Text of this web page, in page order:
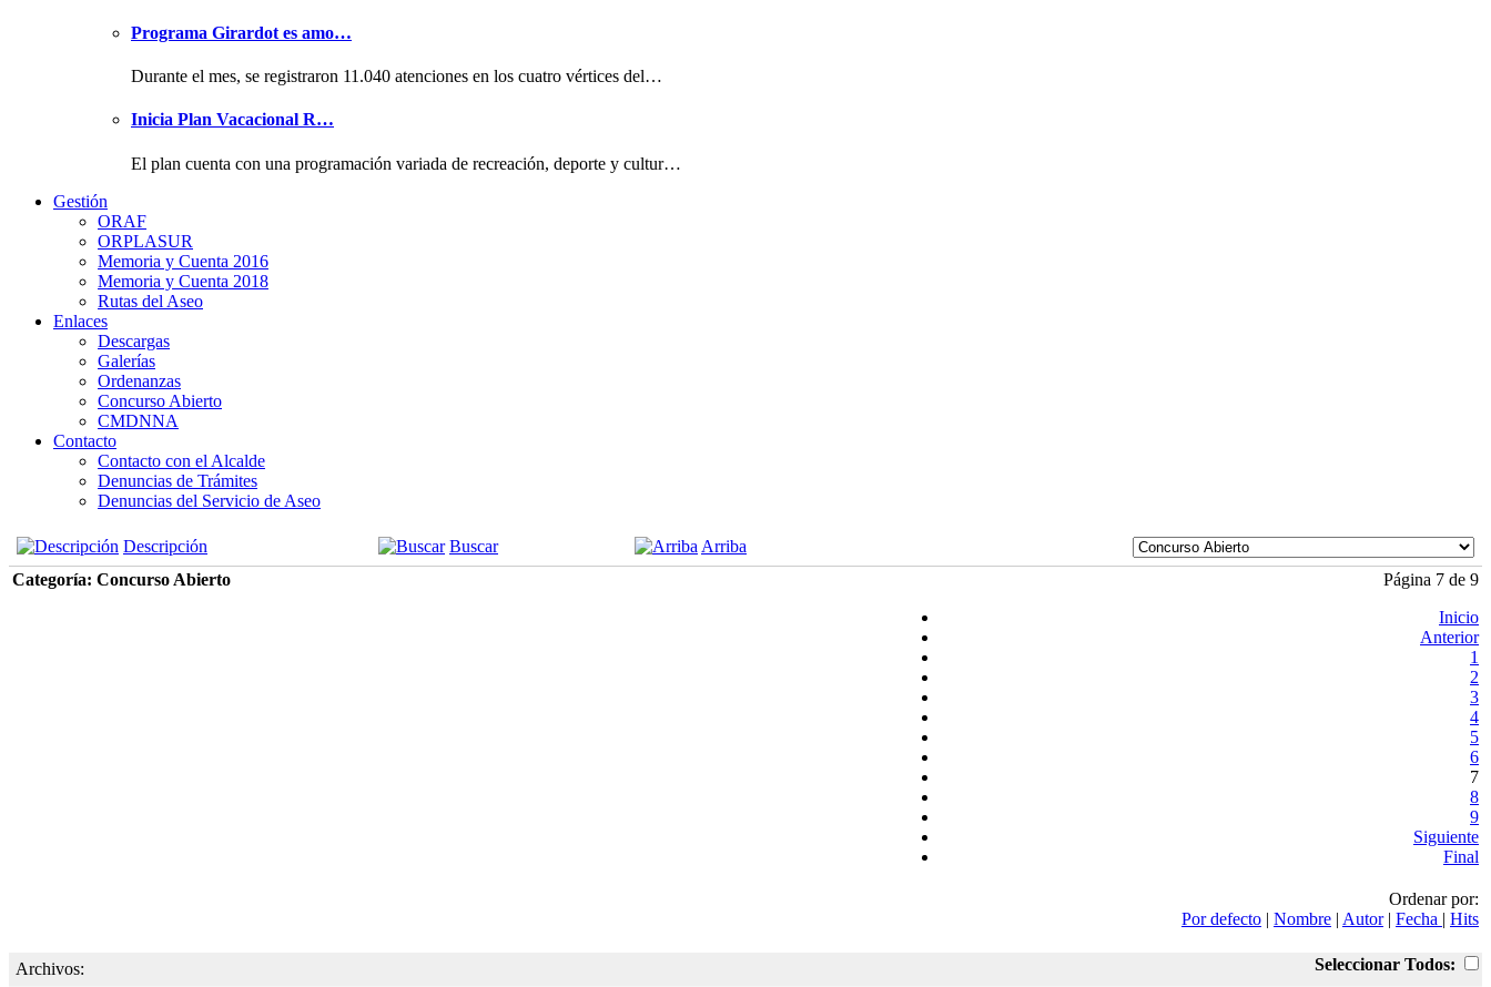
Programa Girardot es amo…
Durante el mes, se registraron 11.040 atenciones en los cuatro vértices del…
Inicia Plan Vacacional R…
El plan cuenta con una programación variada de recreación, deporte y cultur…
Gestión
ORAF
ORPLASUR
Memoria y Cuenta 2016
Memoria y Cuenta 2018
Rutas del Aseo
Enlaces
Descargas
Galerías
Ordenanzas
Concurso Abierto
CMDNNA
Contacto
Contacto con el Alcalde
Denuncias de Trámites
Denuncias del Servicio de Aseo
Descripción Buscar
Arriba
Categoría: Concurso Abierto
Página 7 de 9
Inicio
Anterior
1
2
3
4
5
6
7
8
9
Siguiente
Final
Ordenar por:
Por defecto | Nombre | Autor| Fecha | Hits
Seleccionar Todos:
Archivos: